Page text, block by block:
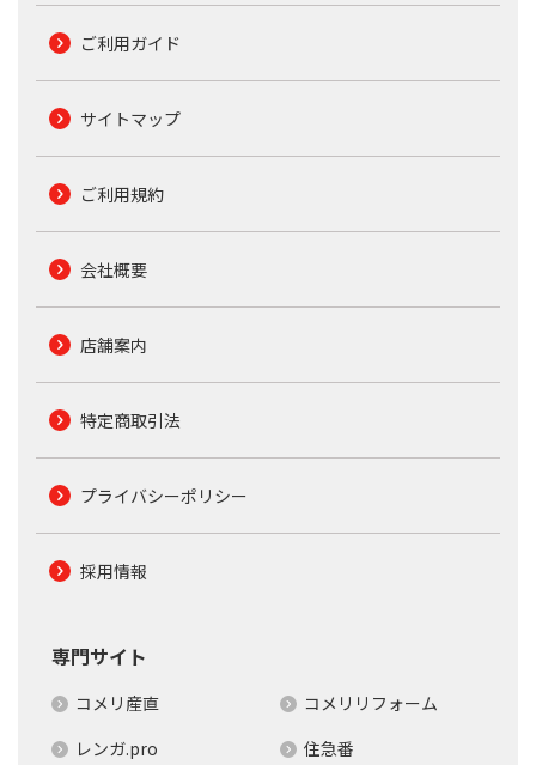
ご利用ガイド
サイトマップ
ご利用規約
会社概要
店舗案内
特定商取引法
プライバシーポリシー
採用情報
専門サイト
コメリ産直
コメリリフォーム
レンガ.pro
住急番